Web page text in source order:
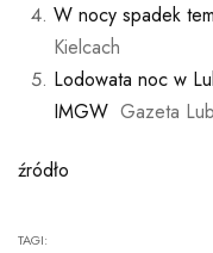
W nocy spadek
Kielcach
Lodowata noc w
IMGW Gazeta
źródło
TAGI: